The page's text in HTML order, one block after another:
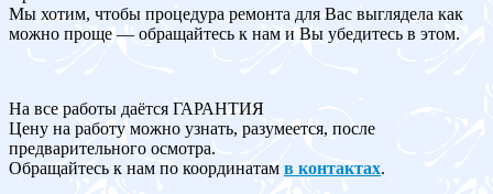
Мы хотим, чтобы процедура ремонта для Вас выглядела как
можно проще — обращайтесь к нам и Вы убедитесь в этом.
На все работы даётся ГАРАНТИЯ
Цену на работу можно узнать, разумеется, после
предварительного осмотра.
Обращайтесь к нам по координатам в контактах.